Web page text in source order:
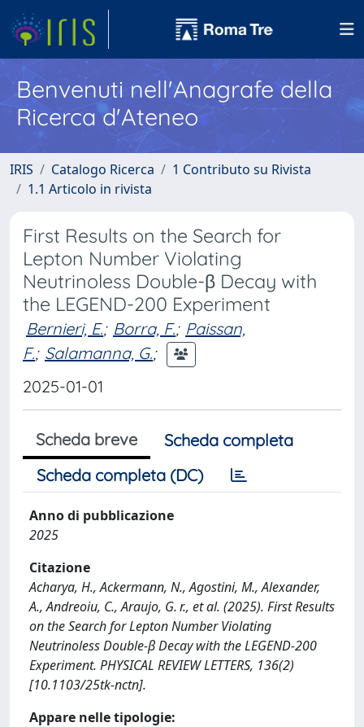
Benvenuti nell'Anagrafe della
Ricerca d'Ateneo
IRIS Catalogo Ricerca
1 Contributo su Rivista
1.1 Articolo in rivista
First Results on the Search for
Lepton Number Violating
Neutrinoless Double-β Decay with
the LEGEND-200 Experiment
Bernieri, E.; Borra, F.; Paissan,
F.; Salamanna, G.;
2025-01-01
Scheda breve
Scheda completa
Scheda completa (DC)
Anno di pubblicazione
2025
Citazione
Acharya, H., Ackermann, N., Agostini, M., Alexander,
A., Andreoiu, C., Araujo, G. r., et al. (2025). First Results
on the Search for Lepton Number Violating
Neutrinoless Double-β Decay with the LEGEND-200
Experiment. PHYSICAL REVIEW LETTERS, 136(2)
[10.1103/25tk-nctn].
Appare nelle tipologie: